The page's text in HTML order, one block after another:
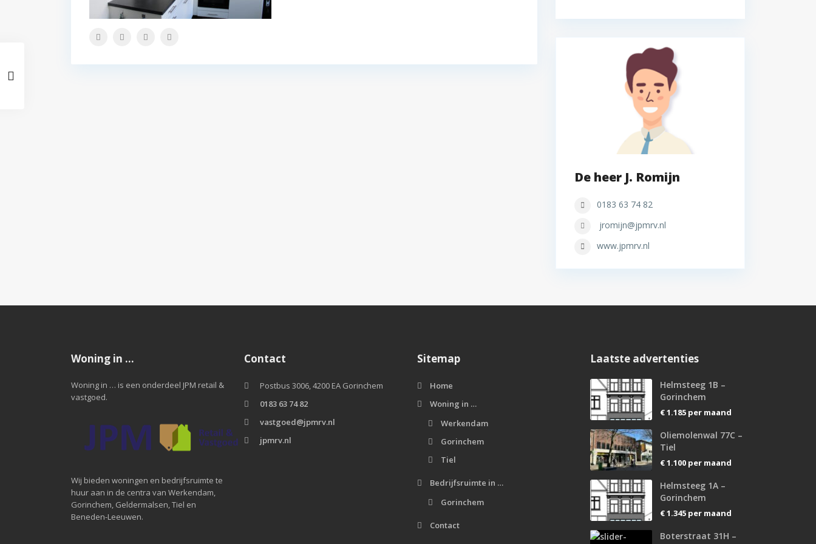
De heer J. Romijn
0183 63 74 82
jromijn@jpmrv.nl
www.jpmrv.nl
Woning in …
Woning in … is een onderdeel JPM retail &
vastgoed.
Wij bieden woningen en bedrijfsruimte te
huur aan in de centra van Werkendam,
Gorinchem, Geldermalsen, Tiel en
Beneden-Leeuwen.
Contact
Postbus 3006, 4200 EA Gorinchem
0183 63 74 82
vastgoed@jpmrv.nl
jpmrv.nl
Sitemap
Home
Woning in …
Werkendam
Gorinchem
Tiel
Bedrijfsruimte in …
Gorinchem
Contact
Laatste advertenties
Helmsteeg 1B –
Gorinchem
€ 1.185 per maand
Oliemolenwal 77C –
Tiel
€ 1.100 per maand
Helmsteeg 1A –
Gorinchem
€ 1.345 per maand
Boterstraat 31H –